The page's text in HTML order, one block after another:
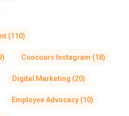
(110)
Concours Instagram (18)
Digital Marketing (20)
Employee Advocacy(10)